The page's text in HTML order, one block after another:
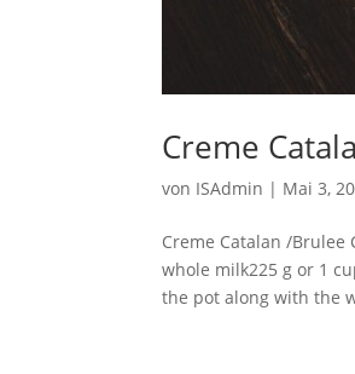
Creme
von ISAdmin | Mai 3,
Creme Catalan /Brulee
whole milk225 g or 1
the pot along with the